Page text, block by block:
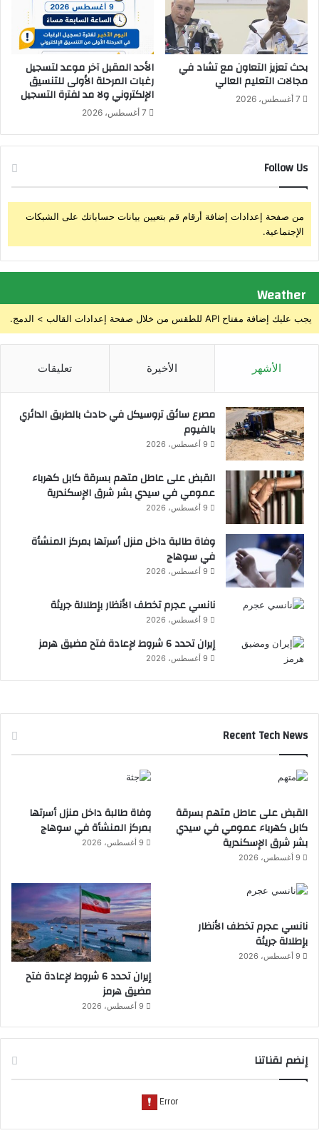
ى
ا
ص
س
ا
د
ز
ا
ت
ن
بحث تعزيز التعاون مع تشاد في
مجالات التعليم العالي
7 أغسطس، 2026
الأحد المقبل آخر موعد لتسجيل
رغبات المرحلة الأولى للتنسيق
الإلكتروني ولا مد لفترة التسجيل
7 أغسطس، 2026
Follow Us
من صفحة إعدادات إضافة أرقام قم بتعيين بيانات حساباتك على الشبكات
الإجتماعية.
Weather
يجب عليك إضافة مفتاح API للطقس من خلال صفحة إعدادات القالب > الدمج.
الأشهر الأخيرة تعليقات
مصرع سائق تروسيكل في حادث بالطريق الدائري
بالفيوم
9 أغسطس، 2026
القبض على عاطل متهم بسرقة كابل كهرباء
عمومي في سيدي بشر شرق الإسكندرية
9 أغسطس، 2026
وفاة طالبة داخل منزل أسرتها بمركز المنشأة
في سوهاج
9 أغسطس، 2026
نانسي عجرم تخطف الأنظار بإطلالة جريئة
9 أغسطس، 2026
إيران تحدد 6 شروط لإعادة فتح مضيق هرمز
9 أغسطس، 2026
Recent Tech News
القبض على عاطل متهم بسرقة
كابل كهرباء عمومي في سيدي
بشر شرق الإسكندرية
9 أغسطس، 2026
وفاة طالبة داخل منزل أسرتها
بمركز المنشأة في سوهاج
9 أغسطس، 2026
نانسي عجرم تخطف الأنظار
بإطلالة جريئة
9 أغسطس، 2026
إيران تحدد 6 شروط لإعادة فتح
مضيق هرمز
9 أغسطس، 2026
إنضم لقناتنا